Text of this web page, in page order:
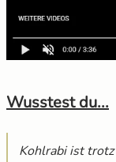
Wusstest du...
Kohlrabi ist